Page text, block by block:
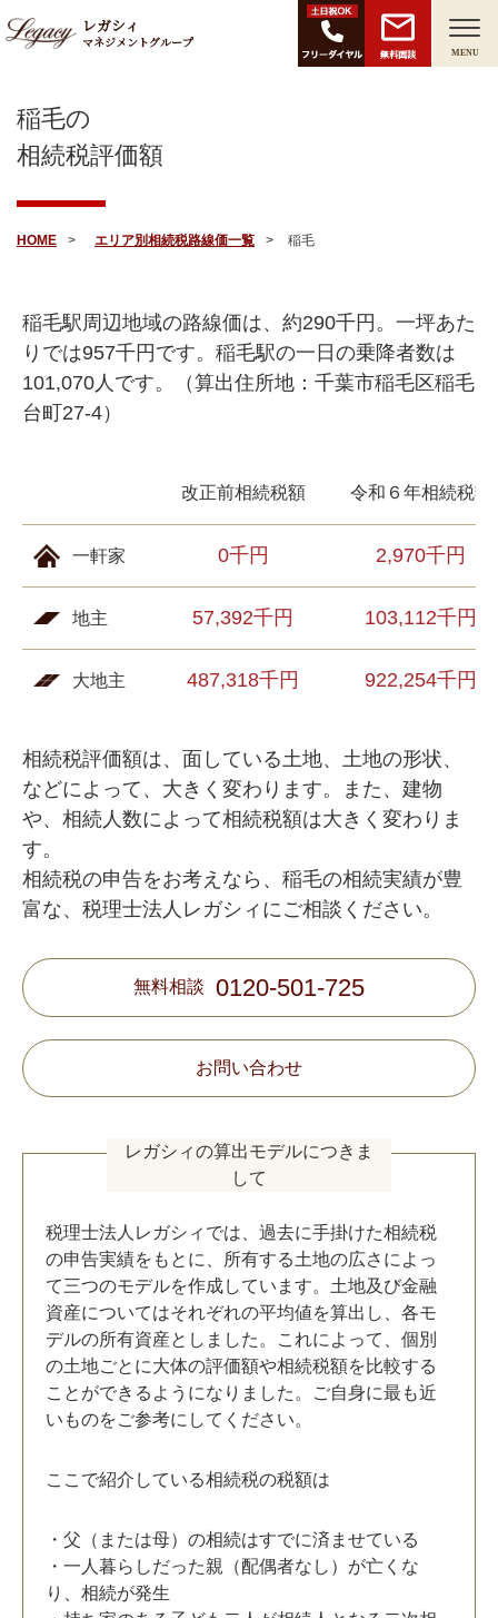
レガシィ
マネジメントグループ
無料面談 MENU
稲毛の
相続税評価額
HOME エリア別相続税路線価一覧 稲毛
稲毛駅周辺地域の路線価は、約290千円。一坪あた
りでは957千円です。稲毛駅の一日の乗降者数は
101,070人です。（算出住所地：千葉市稲毛区稲毛
台町27-4）
改正前相続税額 令和６年相続税額
一軒家 0千円 2,970千円
地主 57,392千円 103,112千円
大地主 487,318千円 922,254千円
相続税評価額は、面している土地、土地の形状、
などによって、大きく変わります。また、建物
や、相続人数によって相続税額は大きく変わりま
す。
相続税の申告をお考えなら、稲毛の相続実績が豊
富な、税理士法人レガシィにご相談ください。
無料相談 0120-501-725
お問い合わせ
レガシィの算出モデルにつきま
して
税理士法人レガシィでは、過去に手掛けた相続税
の申告実績をもとに、所有する土地の広さによっ
て三つのモデルを作成しています。土地及び金融
資産についてはそれぞれの平均値を算出し、各モ
デルの所有資産としました。これによって、個別
の土地ごとに大体の評価額や相続税額を比較する
ことができるようになりました。ご自身に最も近
いものをご参考にしてください。
ここで紹介している相続税の税額は
・父（または母）の相続はすでに済ませている
・一人暮らしだった親（配偶者なし）が亡くな
り、相続が発生